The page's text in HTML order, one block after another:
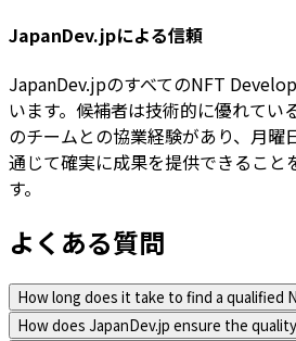
JapanDev.jpによる信頼
JapanDev.jpのすべてのNFT
います。候補者は技術的に優れてい
のチームとの協業経験があり、月曜
通じて確実に成果を提供できること
す。
よくある質問
How long does it take to find a qualified
How does JapanDev.jp ensure the